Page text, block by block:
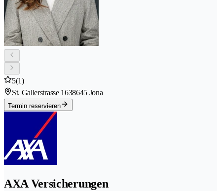
5(1)
St. Gallerstrasse 1638645 Jona
Termin reservieren
AXA Versicherungen